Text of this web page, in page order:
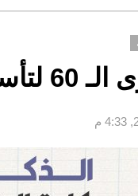
الهندسة بجامعة طرابلس